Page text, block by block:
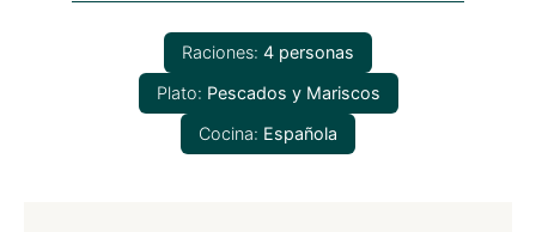
Raciones: 4 personas
Plato: Pescados y Mariscos
Cocina: Española